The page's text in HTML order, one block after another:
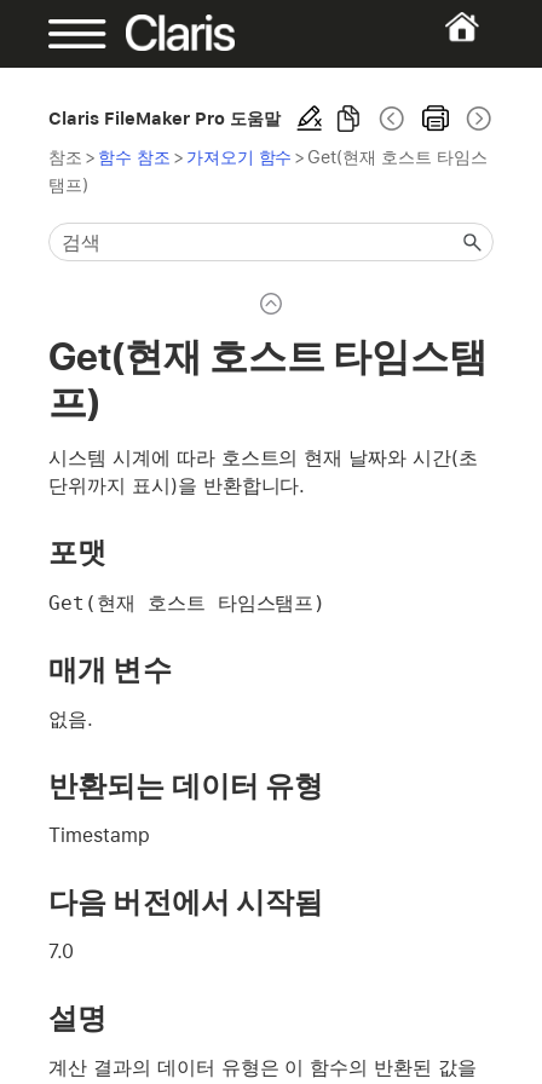
Claris FileMaker Pro 도움말
참조 > 함수 참조 > 가져오기 함수 > Get(현재 호스트 타임스
탬프)
Get(현재 호스트 타임스탬
프)
시스템 시계에 따라 호스트의 현재 날짜와 시간(초
단위까지 표시)을 반환합니다.
포맷
Get(현재 호스트 타임스탬프)
매개 변수
없음.
반환되는 데이터 유형
Timestamp
다음 버전에서 시작됨
7.0
설명
계산 결과의 데이터 유형은 이 함수의 반환된 값을